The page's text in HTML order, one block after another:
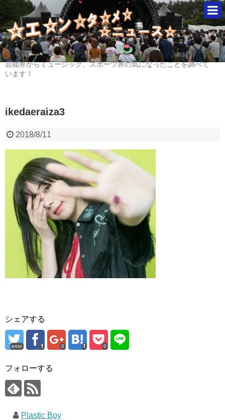
芸能界からミュージック、スポーツ界の気になったことを調べて
います！
ikedaeraiza3
2018/8/11
シェアする
error 0 0
フォローする
Plastic Boy